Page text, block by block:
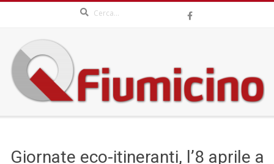
content
QFIUMICINO.COM
MenuGiornate eco-itineranti, l’8 aprile a